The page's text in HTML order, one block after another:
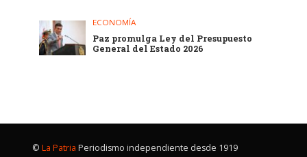
ECONOMÍA
Paz promulga Ley del Presupuesto
General del Estado 2026
© La Patria Periodismo independiente desde 1919